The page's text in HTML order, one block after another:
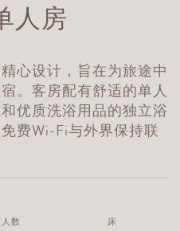
人房
心设计，旨在为旅途中
。客房配有舒适的单人
优质洗浴用品的独立浴
费Wi-Fi与外界保持联
数 床